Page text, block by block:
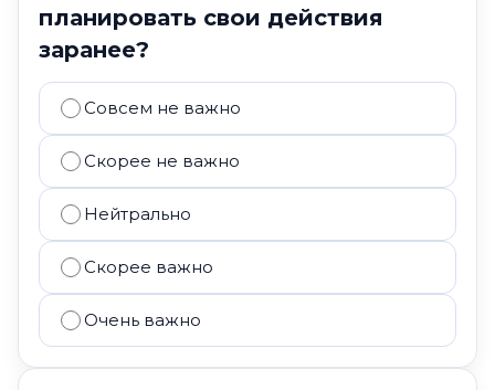
планировать свои действия
заранее?
Совсем не важно
Скорее не важно
Нейтрально
Скорее важно
Очень важно